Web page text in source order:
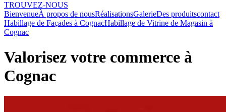
TROUVEZ-NOUS
BienvenueÀ propos de nousRéalisationsGalerieDes produitscontact
Habillage de Façades à CognacHabillage de Vitrine de Magasin à
Cognac
Valorisez votre commerce à
Cognac